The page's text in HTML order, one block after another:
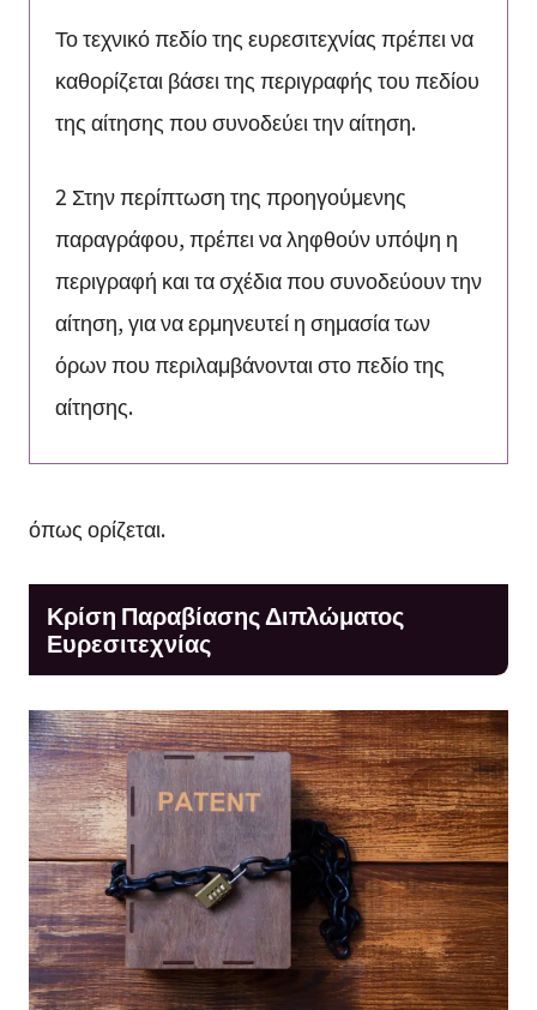
Το τεχνικό πεδίο της ευρεσιτεχνίας πρέπει να
καθορίζεται βάσει της περιγραφής του πεδίου
της αίτησης που συνοδεύει την αίτηση.
2 Στην περίπτωση της προηγούμενης
παραγράφου, πρέπει να ληφθούν υπόψη η
περιγραφή και τα σχέδια που συνοδεύουν την
αίτηση, για να ερμηνευτεί η σημασία των
όρων που περιλαμβάνονται στο πεδίο της
αίτησης.
όπως ορίζεται.
Κρίση Παραβίασης Διπλώματος
Ευρεσιτεχνίας